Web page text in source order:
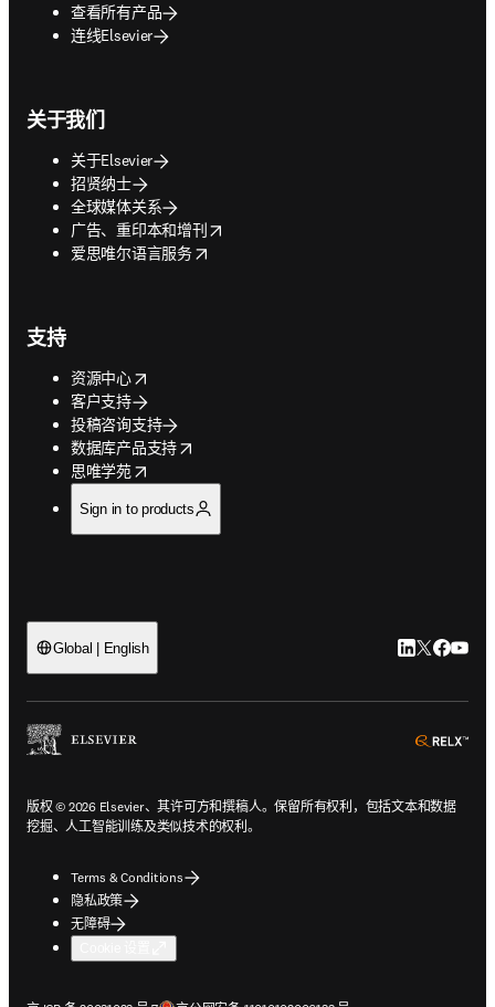
查看所有产品
连线Elsevier
关于我们
关于Elsevier
招贤纳士
全球媒体关系
广告、重印本和增刊
opens in new tab/window
爱思唯尔语言服务
opens in new tab/window
支持
资源中心
opens in new tab/window
客户支持
投稿咨询支持
数据库产品支持
opens in new tab/window
思唯学苑
opens in new tab/window
Sign in to products
Global | English LinkedIn 在
Twitter 在
版权 © 2026 Elsevier、其许可方和撰稿人。保留所有权利，包括文本和数据
挖掘、人工智能训练及类似技术的权利。
Terms & Conditions
隐私政策
无障碍